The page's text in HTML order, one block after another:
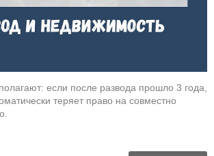
если после развода прошло 3 года,
теряет право на совместно